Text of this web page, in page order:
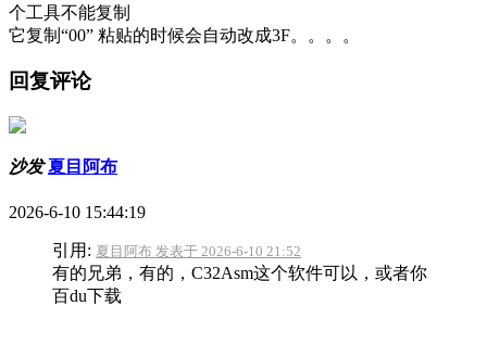
个工具不能复制
它复制“00” 粘贴的时候会自动改成3F。。。。
回复评论
沙发 夏目阿布
2026-6-10 15:44:19
引用: 夏目阿布 发表于 2026-6-10 21:52
有的兄弟，有的，C32Asm这个软件可以，或者你
百du下载